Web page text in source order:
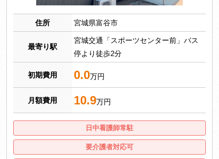
住所 宮城県富谷市
最寄り駅
宮城交通「スポーツセンター前」バス
停より徒歩2分
初期費用 0.0万円
月額費用 10.9万円
日中看護師常駐
要介護者対応可